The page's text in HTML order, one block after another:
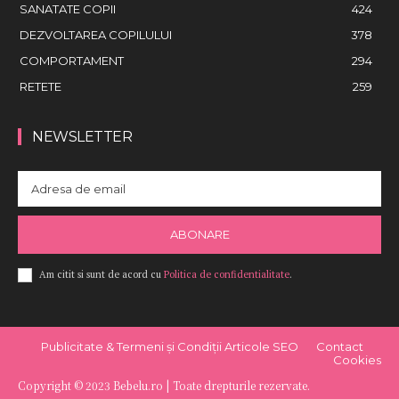
SANATATE COPII
424
DEZVOLTAREA COPILULUI
378
COMPORTAMENT
294
RETETE
259
NEWSLETTER
ABONARE
Am citit si sunt de acord cu Politica de confidentialitate.
Copyright © 2023 Bebelu.ro | Toate drepturile rezervate.
Publicitate & Termeni și Condiții Articole SEO
Contact
Cookies